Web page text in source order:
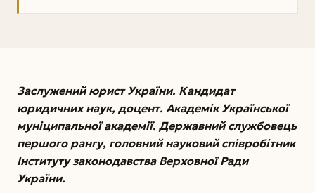
Заслужений юрист України. Кандидат
юридичних наук, доцент. Академік Української
муніципальної академії. Державний службовець
першого рангу, головний науковий співробітник
Інституту законодавства Верховної Ради
України.